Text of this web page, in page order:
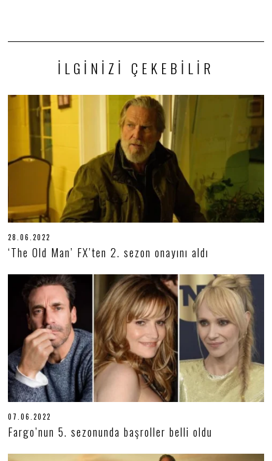
İLGINIZI ÇEKEBILIR
28.06.2022
8
.
6
.
0
2
2
‘The Old Man’ FX’ten 2. sezon onayını aldı
07.06.2022
.
6
Fargo’nun 5. sezonunda başroller belli oldu